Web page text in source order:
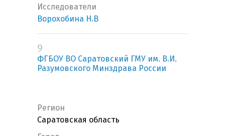
Исследователи
Ворохобина Н.В
9
ФГБОУ ВО Саратовский ГМУ им. В.И.
Разумовского Минздрава России
Регион
Саратовская область